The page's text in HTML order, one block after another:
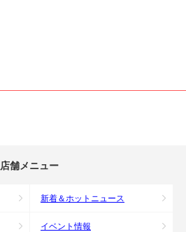
店舗メニュー
新着＆ホットニュース
イベント情報